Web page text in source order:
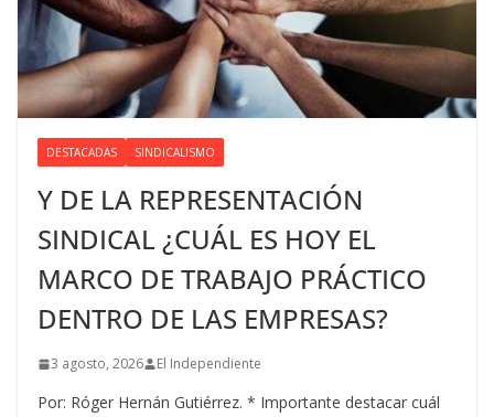
DESTACADAS SINDICALISMO
Y DE LA REPRESENTACIÓN
SINDICAL ¿CUÁL ES HOY EL
MARCO DE TRABAJO PRÁCTICO
DENTRO DE LAS EMPRESAS?
3 agosto, 2026 El Independiente
Por: Róger Hernán Gutiérrez. * Importante destacar cuál